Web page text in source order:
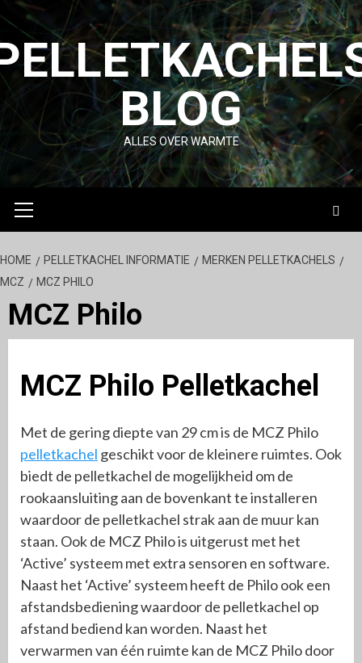
Skip
content
BLOG
ALLES OVER WARMTE
Menu
HOME PELLETKACHEL INFORMATIE
MERKEN PELLETKACHELS
MCZ
MCZ PHILO
MCZ Philo
MCZ Philo Pelletkachel
Met de gering diepte van 29 cm is de MCZ Philo
pelletkachel geschikt voor de kleinere ruimtes. Ook
biedt de pelletkachel de mogelijkheid om de
rookaansluiting aan de bovenkant te installeren
waardoor de pelletkachel strak aan de muur kan
staan. Ook de MCZ Philo is uitgerust met het
‘Active’ systeem met extra sensoren en software.
Naast het ‘Active’ systeem heeft de Philo ook een
afstandsbediening waardoor de pelletkachel op
afstand bediend kan worden. Naast het
verwarmen van één ruimte kan de MCZ Philo door